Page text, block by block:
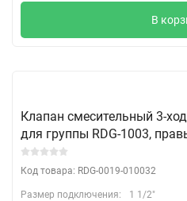
В
Клапан смесительный 3-
для группы RDG-1003,
Код товара: RDG-0019-010032
Размер подключения:
1 1/2"